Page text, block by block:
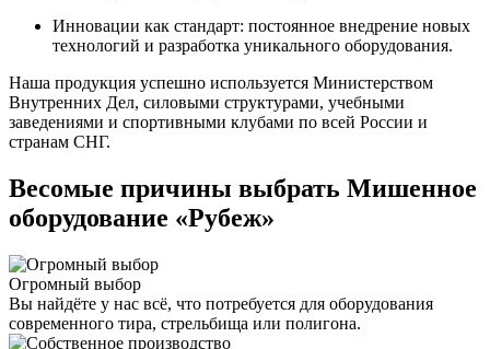
Инновации как стандарт: постоянное внедрение новых
технологий и разработка уникального оборудования.
Наша продукция успешно используется Министерством
Внутренних Дел, силовыми структурами, учебными
заведениями и спортивными клубами по всей России и
странам СНГ.
Весомые причины выбрать Мишенное
оборудование «Рубеж»
Огромный выбор
Вы найдёте у нас всё, что потребуется для оборудования
современного тира, стрельбища или полигона.